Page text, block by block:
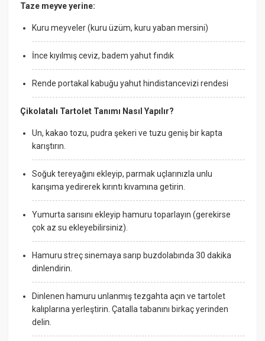
Taze meyve yerine:
Kuru meyveler (kuru üzüm, kuru yaban mersini)
İnce kıyılmış ceviz, badem yahut fındık
Rende portakal kabuğu yahut hindistancevizi rendesi
Çikolatalı Tartolet Tanımı Nasıl Yapılır?
Un, kakao tozu, pudra şekeri ve tuzu geniş bir kapta
karıştırın.
Soğuk tereyağını ekleyip, parmak uçlarınızla unlu
karışıma yedirerek kırıntı kıvamına getirin.
Yumurta sarısını ekleyip hamuru toparlayın (gerekirse
çok az su ekleyebilirsiniz).
Hamuru streç sinemaya sarıp buzdolabında 30 dakika
dinlendirin.
Dinlenen hamuru unlanmış tezgahta açın ve tartolet
kalıplarına yerleştirin. Çatalla tabanını birkaç yerinden
delin.